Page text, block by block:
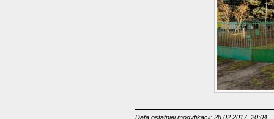
Data ostatniej modyfikacji: 28.02.2017, 20:04